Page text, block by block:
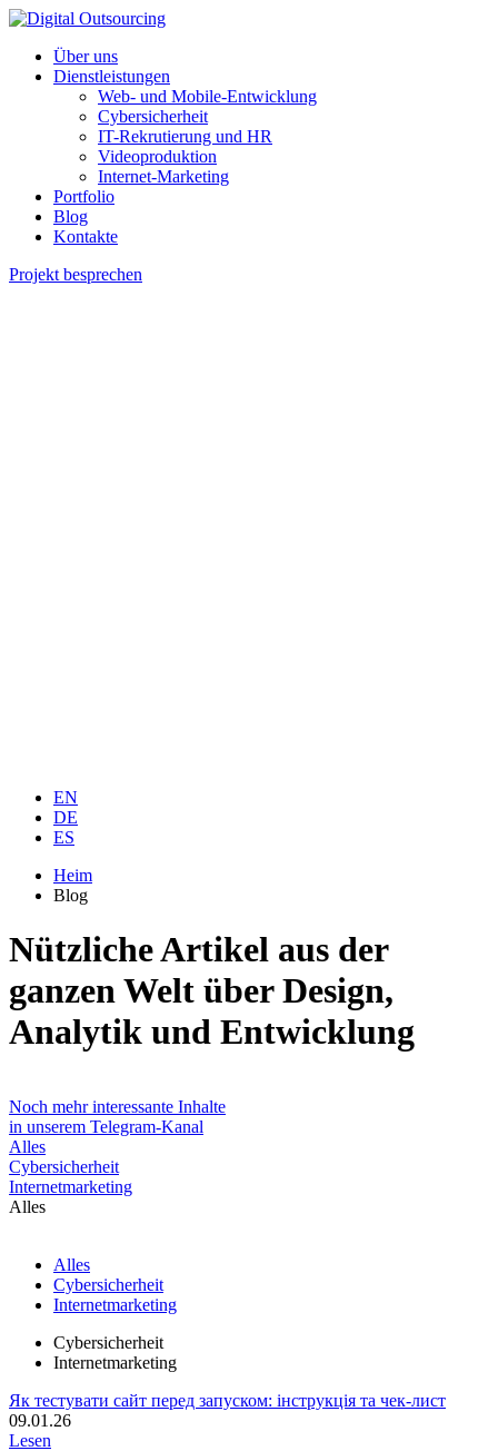
Über uns
Dienstleistungen
Web- und Mobile-Entwicklung
Cybersicherheit
IT-Rekrutierung und HR
Videoproduktion
Internet-Marketing
Portfolio
Blog
Kontakte
Projekt besprechen
EN
DE
ES
Heim
Blog
Nützliche Artikel aus der
ganzen Welt über Design,
Analytik und Entwicklung
Noch mehr interessante Inhalte
in unserem Telegram-Kanal
Alles
Cybersicherheit
Internetmarketing
Alles
Alles
Cybersicherheit
Internetmarketing
Cybersicherheit
Internetmarketing
Як тестувати сайт перед запуском: інструкція та чек-лист
09.01.26
Lesen